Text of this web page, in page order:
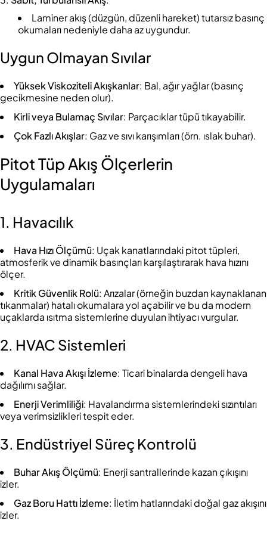
Laminer akış (düzgün, düzenli hareket) tutarsız basınç
okumaları nedeniyle daha az uygundur.
Uygun Olmayan Sıvılar
Yüksek Viskoziteli Akışkanlar: Bal, ağır yağlar (basınç
gecikmesine neden olur).
Kirli veya Bulamaç Sıvılar: Parçacıklar tüpü tıkayabilir.
Çok Fazlı Akışlar: Gaz ve sıvı karışımları (örn. ıslak buhar).
Pitot Tüp Akış Ölçerlerin
Uygulamaları
1. Havacılık
Hava Hızı Ölçümü: Uçak kanatlarındaki pitot tüpleri,
atmosferik ve dinamik basınçları karşılaştırarak hava hızını
ölçer.
Kritik Güvenlik Rolü: Arızalar (örneğin buzdan kaynaklanan
tıkanmalar) hatalı okumalara yol açabilir ve bu da modern
uçaklarda ısıtma sistemlerine duyulan ihtiyacı vurgular.
2. HVAC Sistemleri
Kanal Hava Akışı İzleme: Ticari binalarda dengeli hava
dağılımı sağlar.
Enerji Verimliliği: Havalandırma sistemlerindeki sızıntıları
veya verimsizlikleri tespit eder.
3. Endüstriyel Süreç Kontrolü
Buhar Akış Ölçümü: Enerji santrallerinde kazan çıkışını
izler.
Gaz Boru Hattı İzleme: İletim hatlarındaki doğal gaz akışını
izler.